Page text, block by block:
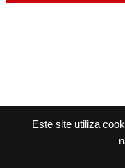
Este site utiliza